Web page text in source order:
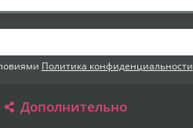
Политика конфиденциальности
Дополнительно